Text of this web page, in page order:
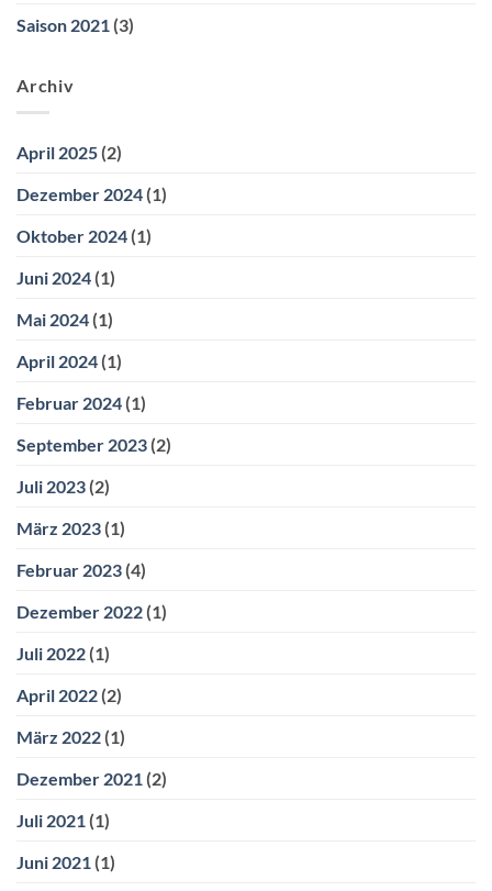
Saison 2021 (3)
Archiv
April 2025 (2)
Dezember 2024 (1)
Oktober 2024 (1)
Juni 2024 (1)
Mai 2024 (1)
April 2024 (1)
Februar 2024 (1)
September 2023 (2)
Juli 2023 (2)
März 2023 (1)
Februar 2023 (4)
Dezember 2022 (1)
Juli 2022 (1)
April 2022 (2)
März 2022 (1)
Dezember 2021 (2)
Juli 2021 (1)
Juni 2021 (1)